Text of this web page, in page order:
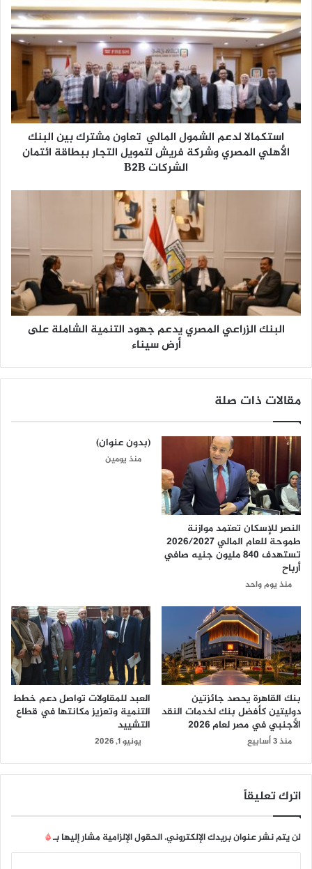
استكمالا لدعم الشمول المالي تعاون مشترك بين البنك
الأهلي المصري وشركة فريش لتمويل التجار ببطاقة ائتمان
الشركات B2B
البنك الزراعي المصري يدعم جهود التنمية الشاملة على
أرض سيناء
مقالات ذات صلة
النصر للإسكان تعتمد موازنة
طموحة للعام المالي 2026/2027
تستهدف 840 مليون جنيه صافي
أرباح
منذ يوم واحد
(بدون عنوان)
منذ يومين
بنك القاهرة يحصد جائزتين
دوليتين كأفضل بنك لخدمات النقد
الأجنبي في مصر لعام 2026
منذ 3 أسابيع
العبد للمقاولات تواصل دعم خطط
التنمية وتعزيز مكانتها في قطاع
التشييد
يونيو 1, 2026
اترك تعليقاً
لن يتم نشر عنوان بريدك الإلكتروني.الحقول الإلزامية مشار إليها بـ*